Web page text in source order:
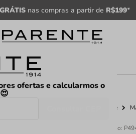
nas compras a partir de R$199*
ofertas e calcularmos o
Home
Código: